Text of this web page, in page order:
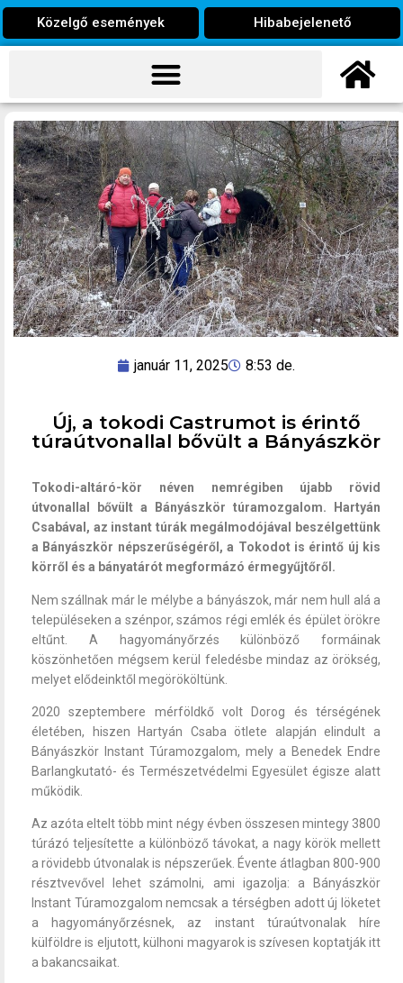
Közelgő események Hibabejelenető
január 11, 2025 8:53 de.
Új, a tokodi Castrumot is érintő
túraútvonallal bővült a Bányászkör
Tokodi-altáró-kör néven nemrégiben újabb rövid
útvonallal bővült a Bányászkör túramozgalom. Hartyán
Csabával, az instant túrák megálmodójával beszélgettünk
a Bányászkör népszerűségéről, a Tokodot is érintő új kis
körről és a bányatárót megformázó érmegyűjtőről.
Nem szállnak már le mélybe a bányászok, már nem hull alá a
településeken a szénpor, számos régi emlék és épület örökre
eltűnt. A hagyományőrzés különböző formáinak
köszönhetően mégsem kerül feledésbe mindaz az örökség,
melyet elődeinktől megörököltünk.
2020 szeptembere mérföldkő volt Dorog és térségének
életében, hiszen Hartyán Csaba ötlete alapján elindult a
Bányászkör Instant Túramozgalom, mely a Benedek Endre
Barlangkutató- és Természetvédelmi Egyesület égisze alatt
működik.
Az azóta eltelt több mint négy évben összesen mintegy 3800
túrázó teljesítette a különböző távokat, a nagy körök mellett
a rövidebb útvonalak is népszerűek. Évente átlagban 800-900
résztvevővel lehet számolni, ami igazolja: a Bányászkör
Instant Túramozgalom nemcsak a térségben adott új löketet
a hagyományőrzésnek, az instant túraútvonalak híre
külföldre is eljutott, külhoni magyarok is szívesen koptatják itt
a bakancsaikat.